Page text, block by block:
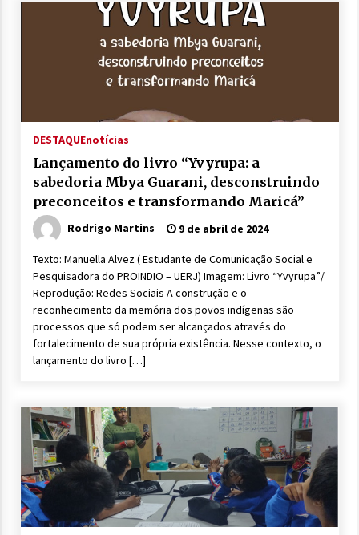
DESTAQUEnotícias
Lançamento do livro “Yvyrupa: a
sabedoria Mbya Guarani, desconstruindo
preconceitos e transformando Maricá”
Rodrigo Martins 9 de abril de 2024
Texto: Manuella Alvez ( Estudante de Comunicação Social e
Pesquisadora do PROINDIO – UERJ) Imagem: Livro “Yvyrupa”/
Reprodução: Redes Sociais A construção e o
reconhecimento da memória dos povos indígenas são
processos que só podem ser alcançados através do
fortalecimento de sua própria existência. Nesse contexto, o
lançamento do livro […]